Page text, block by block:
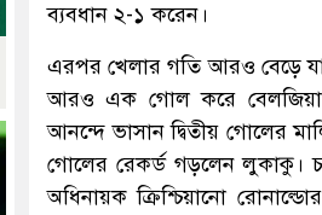
ব্যবধান ২-১ করেন।
এরপর খেলার গতি আরও বেড়ে
আরও এক গোল করে
আনন্দে ভাসান দ্বিতীয় গোলের
গোলের রেকর্ড গড়লেন লুকাকু।
অধিনায়ক ক্রিশ্চিয়ানো